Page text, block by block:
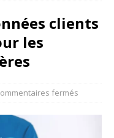
clients
les
fermés